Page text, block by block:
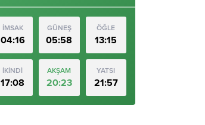
İMSAK
04:16
GÜNEŞ
05:58
ÖĞLE
13:15
İKİNDİ
17:08
AKŞAM
20:23
YATSI
21:57